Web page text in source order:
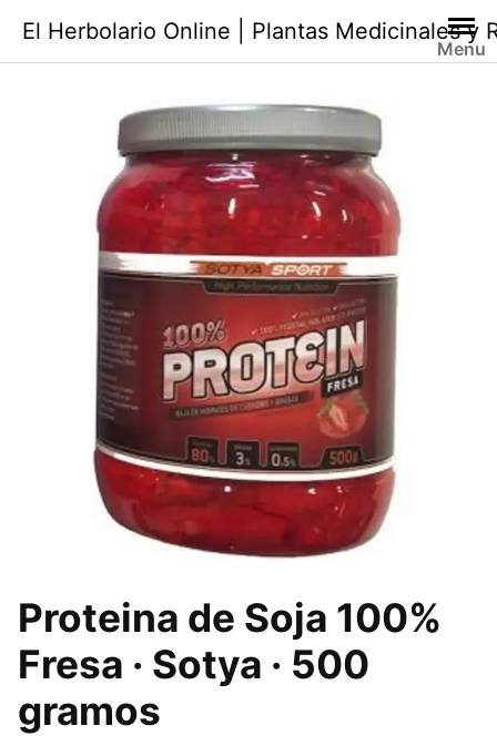
contenido
El Herbolario Online | Plantas Medicinales y
Menu
Proteina de Soja 100%
Fresa · Sotya · 500
gramos